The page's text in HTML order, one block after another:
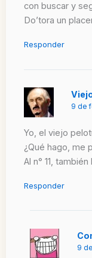
con buscar y
Do’tora un
Responder
9 de
Yo, el viejo
¿Qué hago, me
Al n° 11,
Responder
9